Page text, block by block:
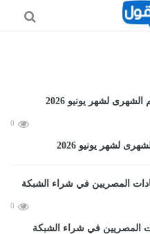
0
0
المصريين في شراء الشبكة